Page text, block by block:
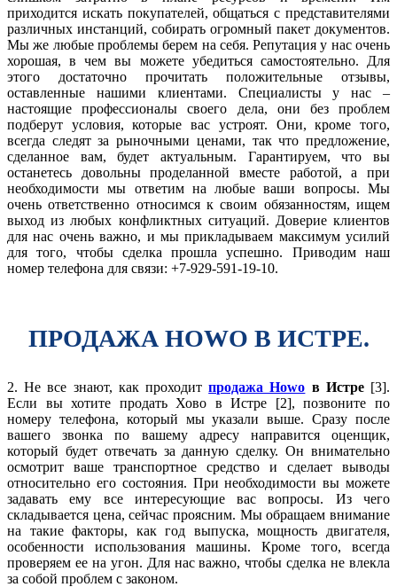
приходится искать покупателей, общаться с представителями
различных инстанций, собирать огромный пакет документов.
Мы же любые проблемы берем на себя. Репутация у нас очень
хорошая, в чем вы можете убедиться самостоятельно. Для
этого достаточно прочитать положительные отзывы,
оставленные нашими клиентами. Специалисты у нас –
настоящие профессионалы своего дела, они без проблем
подберут условия, которые вас устроят. Они, кроме того,
всегда следят за рыночными ценами, так что предложение,
сделанное вам, будет актуальным. Гарантируем, что вы
останетесь довольны проделанной вместе работой, а при
необходимости мы ответим на любые ваши вопросы. Мы
очень ответственно относимся к своим обязанностям, ищем
выход из любых конфликтных ситуаций. Доверие клиентов
для нас очень важно, и мы прикладываем максимум усилий
для того, чтобы сделка прошла успешно. Приводим наш
номер телефона для связи: +7-929-591-19-10.
ПРОДАЖА HOWO В ИСТРЕ.
2. Не все знают, как проходитпродажа Howo в Истре[3].
Если вы хотите продать Хово в Истре [2], позвоните по
номеру телефона, который мы указали выше. Сразу после
вашего звонка по вашему адресу направится оценщик,
который будет отвечать за данную сделку. Он внимательно
осмотрит ваше транспортное средство и сделает выводы
относительно его состояния. При необходимости вы можете
задавать ему все интересующие вас вопросы. Из чего
складывается цена, сейчас проясним. Мы обращаем внимание
на такие факторы, как год выпуска, мощность двигателя,
особенности использования машины. Кроме того, всегда
проверяем ее на угон. Для нас важно, чтобы сделка не влекла
за собой проблем с законом.